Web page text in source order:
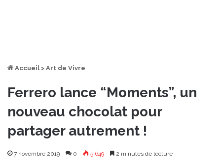
Accueil > Art de Vivre
Ferrero lance “Moments”, un
nouveau chocolat pour
partager autrement !
7 novembre 2019 0 5 649 2 minutes de lecture